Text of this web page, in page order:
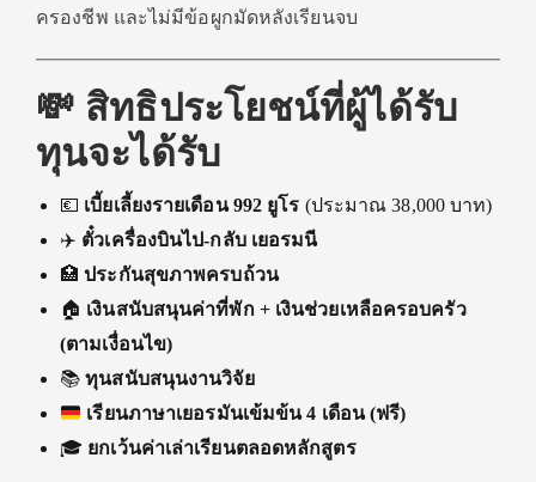
ครองชีพ และไม่มีข้อผูกมัดหลังเรียนจบ
💸 สิทธิประโยชน์ที่ผู้ได้รับ
ทุนจะได้รับ
💶 เบี้ยเลี้ยงรายเดือน 992 ยูโร (ประมาณ 38,000 บาท)
✈️ ตั๋วเครื่องบินไป-กลับ เยอรมนี
🏥 ประกันสุขภาพครบถ้วน
🏠 เงินสนับสนุนค่าที่พัก + เงินช่วยเหลือครอบครัว
(ตามเงื่อนไข)
📚ทุนสนับสนุนงานวิจัย
เรียนภาษาเยอรมันเข้มข้น 4 เดือน (ฟรี)
🎓 ยกเว้นค่าเล่าเรียนตลอดหลักสูตร